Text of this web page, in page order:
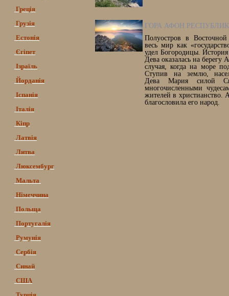
Греція
Грузія
Естонія
Єгіпет
Ізраїль
Йорданія
Іспанія
Італія
Кіпр
Латвія
Литва
Люксембург
Мальта
Німеччина
Польща
Португалія
Румунія
Сербія
Синай
США
ГОРА АФОН
Полуостров в
весь мир как
удел Богородицы. История
Дева оказалась на берегу
случая, когда на море
Ступив на землю,
Дева Мария силой
многочисленными
жителей в христианство.
благословила его народ.